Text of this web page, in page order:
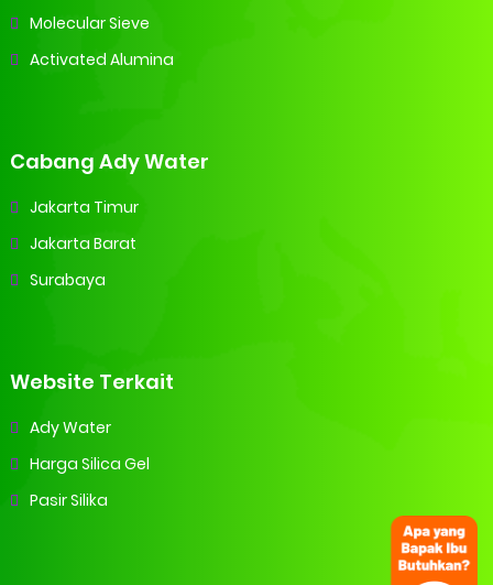
Molecular Sieve
Activated Alumina
Cabang Ady Water
Jakarta Timur
Jakarta Barat
Surabaya
Website Terkait
Ady Water
Harga Silica Gel
Pasir Silika